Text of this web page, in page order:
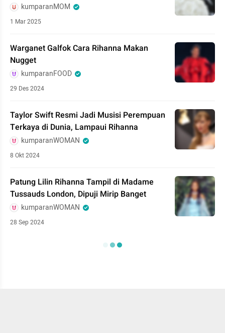
kumparanMOM
1 Mar 2025
Warganet Galfok Cara Rihanna Makan
Nugget
kumparanFOOD
29 Des 2024
Taylor Swift Resmi Jadi Musisi Perempuan
Terkaya di Dunia, Lampaui Rihanna
kumparanWOMAN
8 Okt 2024
Patung Lilin Rihanna Tampil di Madame
Tussauds London, Dipuji Mirip Banget
kumparanWOMAN
28 Sep 2024